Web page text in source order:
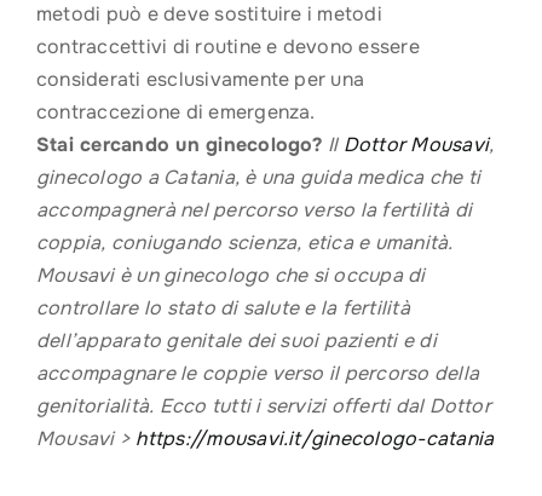
metodi può e deve sostituire i metodi
contraccettivi di routine e devono essere
considerati esclusivamente per una
contraccezione di emergenza.
Stai cercando un ginecologo? Il Dottor Mousavi,
ginecologo a Catania, è una guida medica che ti
accompagnerà nel percorso verso la fertilità di
coppia, coniugando scienza, etica e umanità.
Mousavi è un ginecologo che si occupa di
controllare lo stato di salute e la fertilità
dell’apparato genitale dei suoi pazienti e di
accompagnare le coppie verso il percorso della
genitorialità. Ecco tutti i servizi offerti dal Dottor
Mousavi > https://mousavi.it/ginecologo-catania